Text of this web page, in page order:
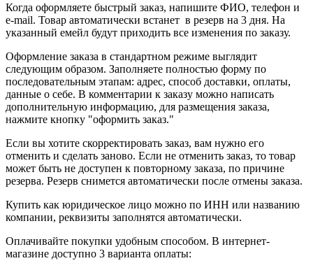
Когда оформляете быстрый заказ, напишите ФИО, телефон и
e-mail. Товар автоматически встанет в резерв на 3 дня. На
указанный емейл будут приходить все изменения по заказу.
Оформление заказа в стандартном режиме выглядит
следующим образом. Заполняете полностью форму по
последовательным этапам: адрес, способ доставки, оплаты,
данные о себе. В комментарии к заказу можно написать
дополнительную информацию, для размещения заказа,
нажмите кнопку "оформить заказ."
Если вы хотите скорректировать заказ, вам нужно его
отменить и сделать заново. Если не отменить заказ, то товар
может быть не доступен к повторному заказа, по причине
резерва. Резерв снимется автоматически после отмены заказа.
Купить как юридическое лицо можно по ИНН или названию
компании, реквизиты заполнятся автоматически.
Оплачивайте покупки удобным способом. В интернет-
магазине доступно 3 варианта оплаты: